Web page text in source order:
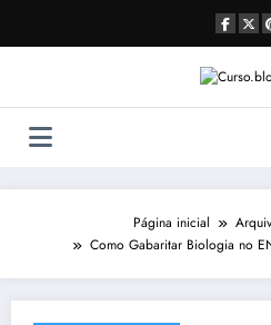
o
Página inicial
Como Gabaritar Biologia no